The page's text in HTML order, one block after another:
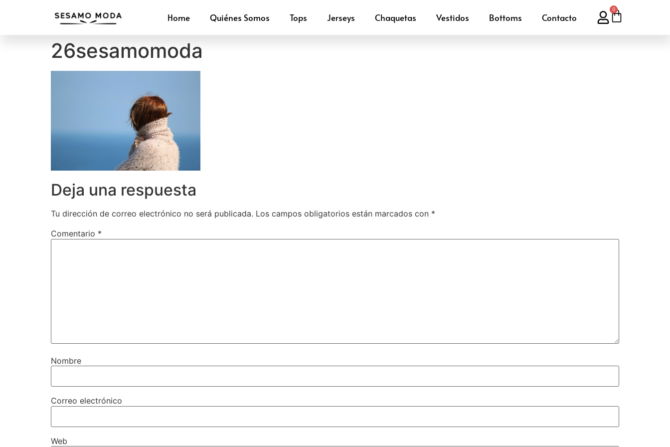
Home Quiénes Somos Tops Jerseys Chaquetas Vestidos Bottoms Contacto
0
26sesamomoda
Deja una respuesta
Tu dirección de correo electrónico no será publicada. Los campos obligatorios están marcados con *
Comentario *
Nombre
Correo electrónico
Web